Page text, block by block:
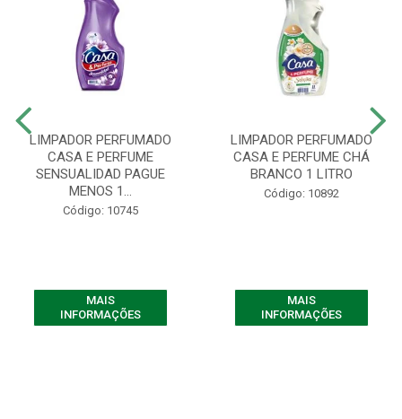
LIMPADOR PERFUMADO
CASA E PERFUME
SENSUALIDAD PAGUE
MENOS 1...
Código: 10745
MAIS
INFORMAÇÕES
LIMPADOR PERFUMADO
CASA E PERFUME CHÁ
BRANCO 1 LITRO
Código: 10892
MAIS
INFORMAÇÕES